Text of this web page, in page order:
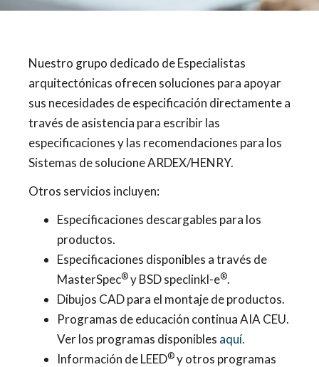
Nuestro grupo dedicado de Especialistas
arquitectónicas ofrecen soluciones para apoyar
sus necesidades de especificación directamente a
través de asistencia para escribir las
especificaciones y las recomendaciones para los
Sistemas de solucione ARDEX/HENRY.
Otros servicios incluyen:
Especificaciones descargables para los
productos.
Especificaciones disponibles a través de
MasterSpec®y BSD speclinkl-e®.
Dibujos CAD para el montaje de productos.
Programas de educación continua AIA CEU.
Ver los programas disponibles aquí.
Información de LEED®y otros programas